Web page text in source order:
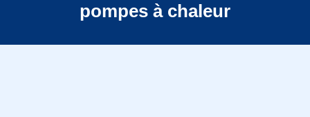
pompes à chaleur